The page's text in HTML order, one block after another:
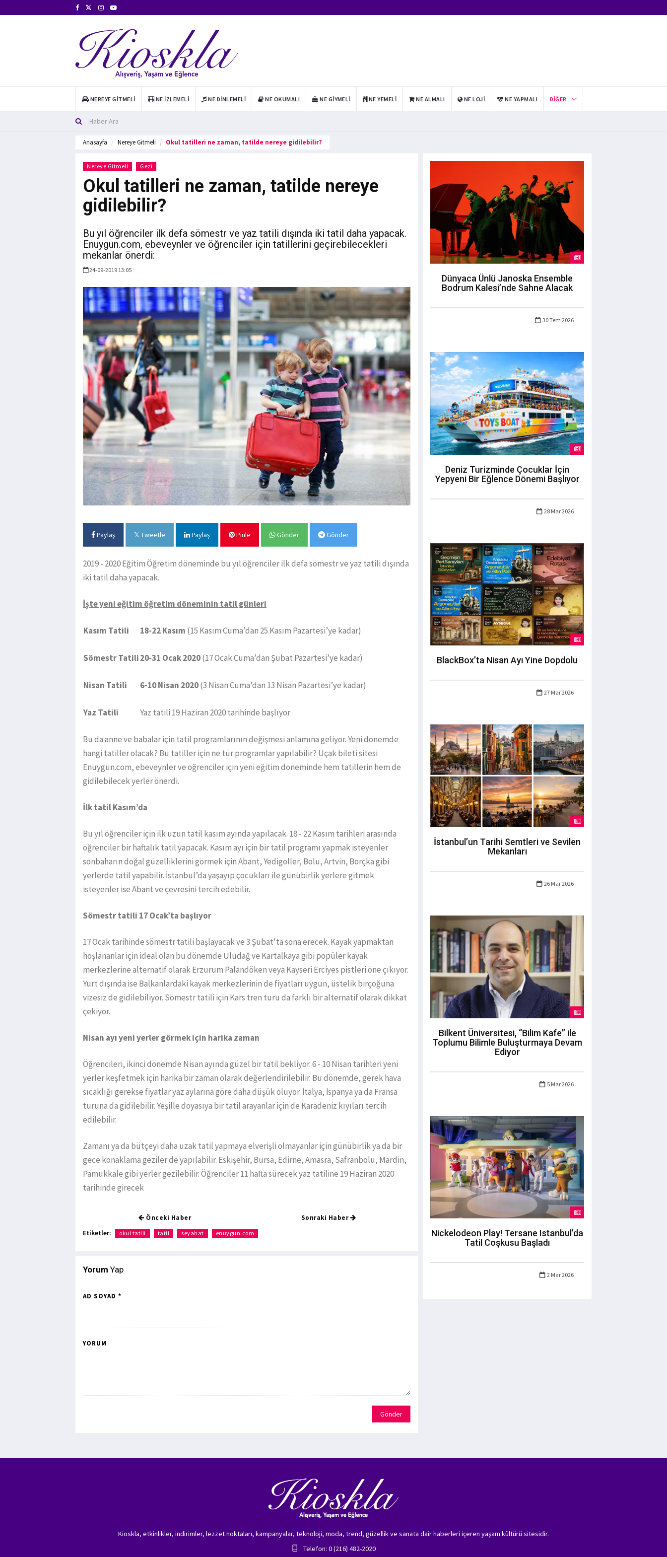
NEREYE GITMELI NE İZLEMELI NE DINLEMELI NE OKUMALI NE GIYMELI NE YEMELI NE ALMALI NE LOJI NE YAPMALI DIĞER
Anasayfa Nereye Gitmeli Okul tatilleri ne zaman, tatilde nereye gidilebilir?
Nereye Gitmeli Gezi
Okul tatilleri ne zaman, tatilde nereye
gidilebilir?
Bu yıl öğrenciler ilk defa sömestr ve yaz tatili dışında iki tatil daha yapacak.
Enuygun.com, ebeveynler ve öğrenciler için tatillerini geçirebilecekleri
mekanlar önerdi:
24-09-2019 13:05
Paylaş Tweetle Paylaş Pinle Gönder Gönder
2019 - 2020 Eğitim Öğretim döneminde bu yıl öğrenciler ilk defa sömestr ve yaz tatili dışında
iki tatil daha yapacak.
İşte yeni eğitim öğretim döneminin tatil günleri
Kasım Tatili 18-22 Kasım (15 Kasım Cuma’dan 25 Kasım Pazartesi’ye kadar)
Sömestr Tatili20-31 Ocak 2020(17 Ocak Cuma’dan Şubat Pazartesi’ye kadar)
Nisan Tatili 6-10 Nisan 2020(3 Nisan Cuma’dan 13 Nisan Pazartesi’ye kadar)
Yaz Tatili Yaz tatili 19 Haziran 2020 tarihinde başlıyor
Bu da anne ve babalar için tatil programlarının değişmesi anlamına geliyor. Yeni dönemde
hangi tatiller olacak? Bu tatiller için ne tür programlar yapılabilir? Uçak bileti sitesi
Enuygun.com, ebeveynler ve öğrenciler için yeni eğitim döneminde hem tatillerin hem de
gidilebilecek yerler önerdi.
İlk tatil Kasım’da
Bu yıl öğrenciler için ilk uzun tatil kasım ayında yapılacak. 18 - 22 Kasım tarihleri arasında
öğrenciler bir haftalık tatil yapacak. Kasım ayı için bir tatil programı yapmak isteyenler
sonbaharın doğal güzelliklerini görmek için Abant, Yedigöller, Bolu, Artvin, Borçka gibi
yerlerde tatil yapabilir. İstanbul’da yaşayıp çocukları ile günübirlik yerlere gitmek
isteyenler ise Abant ve çevresini tercih edebilir.
Sömestr tatili 17 Ocak’ta başlıyor
17 Ocak tarihinde sömestr tatili başlayacak ve 3 Şubat'ta sona erecek. Kayak yapmaktan
hoşlananlar için ideal olan bu dönemde Uludağ ve Kartalkaya gibi popüler kayak
merkezlerine alternatif olarak Erzurum Palandöken veya Kayseri Erciyes pistleri öne çıkıyor.
Yurt dışında ise Balkanlardaki kayak merkezlerinin de fiyatları uygun, üstelik birçoğuna
vizesiz de gidilebiliyor. Sömestr tatili için Kars tren turu da farklı bir alternatif olarak dikkat
çekiyor.
Nisan ayı yeni yerler görmek için harika zaman
Öğrencileri, ikinci dönemde Nisan ayında güzel bir tatil bekliyor. 6 - 10 Nisan tarihleri yeni
yerler keşfetmek için harika bir zaman olarak değerlendirilebilir. Bu dönemde, gerek hava
sıcaklığı gerekse fiyatlar yaz aylarına göre daha düşük oluyor. İtalya, İspanya ya da Fransa
turuna da gidilebilir. Yeşille doyasıya bir tatil arayanlar için de Karadeniz kıyıları tercih
edilebilir.
Zamanı ya da bütçeyi daha uzak tatil yapmaya elverişli olmayanlar için günübirlik ya da bir
gece konaklama geziler de yapılabilir. Eskişehir, Bursa, Edirne, Amasra, Safranbolu, Mardin,
Pamukkale gibi yerler gezilebilir. Öğrenciler 11 hafta sürecek yaz tatiline 19 Haziran 2020
tarihinde girecek
Önceki Haber Sonraki Haber
Etiketler: okul tatili tatil seyahat enuygun.com
Yorum Yap
AD SOYAD *
YORUM
Gönder
Dünyaca Ünlü Janoska Ensemble
Bodrum Kalesi’nde Sahne Alacak
30 Tem 2026
Deniz Turizminde Çocuklar İçin
Yepyeni Bir Eğlence Dönemi Başlıyor
28 Mar 2026
BlackBox’ta Nisan Ayı Yine Dopdolu
27 Mar 2026
İstanbul’un Tarihi Semtleri ve Sevilen
Mekanları
26 Mar 2026
Bilkent Üniversitesi, “Bilim Kafe” ile
Toplumu Bilimle Buluşturmaya Devam
Ediyor
5 Mar 2026
Nickelodeon Play! Tersane Istanbul’da
Tatil Coşkusu Başladı
2 Mar 2026
Kioskla, etkinlikler, indirimler, lezzet noktaları, kampanyalar, teknoloji, moda, trend, güzellik ve sanata dair haberleri içeren yaşam kültürü sitesidir.
Telefon: 0 (216) 482-2020